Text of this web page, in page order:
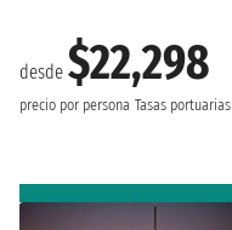
desde $22,298
precio por persona Tasas portuarias